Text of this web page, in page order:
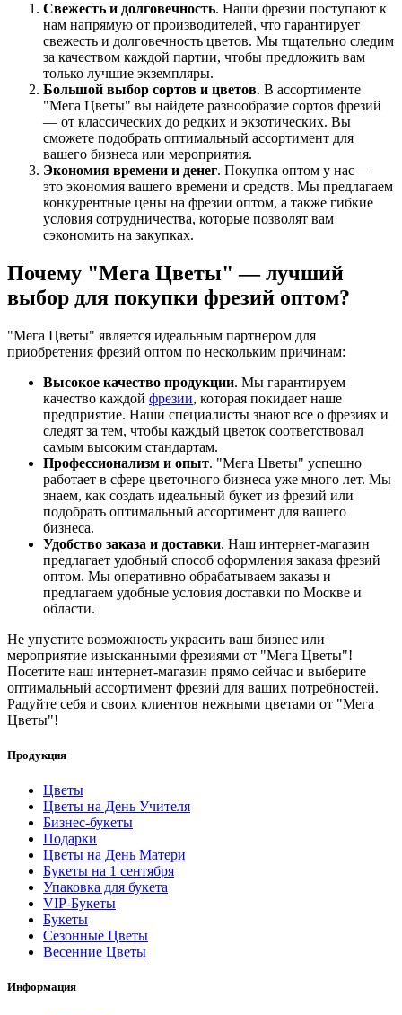
Свежесть и долговечность. Наши фрезии поступают к
нам напрямую от производителей, что гарантирует
свежесть и долговечность цветов. Мы тщательно следим
за качеством каждой партии, чтобы предложить вам
только лучшие экземпляры.
Большой выбор сортов и цветов. В ассортименте
"Мега Цветы" вы найдете разнообразие сортов фрезий
— от классических до редких и экзотических. Вы
сможете подобрать оптимальный ассортимент для
вашего бизнеса или мероприятия.
Экономия времени и денег. Покупка оптом у нас —
это экономия вашего времени и средств. Мы предлагаем
конкурентные цены на фрезии оптом, а также гибкие
условия сотрудничества, которые позволят вам
сэкономить на закупках.
Почему "Мега Цветы" — лучший
выбор для покупки фрезий оптом?
"Мега Цветы" является идеальным партнером для
приобретения фрезий оптом по нескольким причинам:
Высокое качество продукции. Мы гарантируем
качество каждой фрезии, которая покидает наше
предприятие. Наши специалисты знают все о фрезиях и
следят за тем, чтобы каждый цветок соответствовал
самым высоким стандартам.
Профессионализм и опыт. "Мега Цветы" успешно
работает в сфере цветочного бизнеса уже много лет. Мы
знаем, как создать идеальный букет из фрезий или
подобрать оптимальный ассортимент для вашего
бизнеса.
Удобство заказа и доставки. Наш интернет-магазин
предлагает удобный способ оформления заказа фрезий
оптом. Мы оперативно обрабатываем заказы и
предлагаем удобные условия доставки по Москве и
области.
Не упустите возможность украсить ваш бизнес или
мероприятие изысканными фрезиями от "Мега Цветы"!
Посетите наш интернет-магазин прямо сейчас и выберите
оптимальный ассортимент фрезий для ваших потребностей.
Радуйте себя и своих клиентов нежными цветами от "Мега
Цветы"!
Продукция
Цветы
Цветы на День Учителя
Бизнес-букеты
Подарки
Цветы на День Матери
Букеты на 1 сентября
Упаковка для букета
VIP-Букеты
Букеты
Сезонные Цветы
Весенние Цветы
Информация